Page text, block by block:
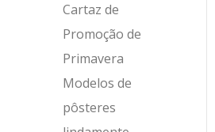
Cartaz de
Promoção de
Primavera
Modelos de
pôsteres